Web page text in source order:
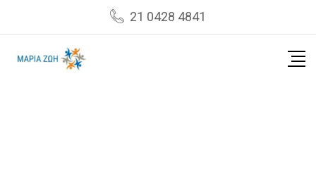
21 0428 4841